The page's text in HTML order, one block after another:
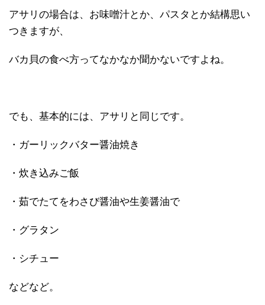
アサリの場合は、お味噌汁とか、パスタとか結構思い
つきますが、
バカ貝の食べ方ってなかなか聞かないですよね。
でも、基本的には、アサリと同じです。
・ガーリックバター醤油焼き
・炊き込みご飯
・茹でたてをわさび醤油や生姜醤油で
・グラタン
・シチュー
などなど。